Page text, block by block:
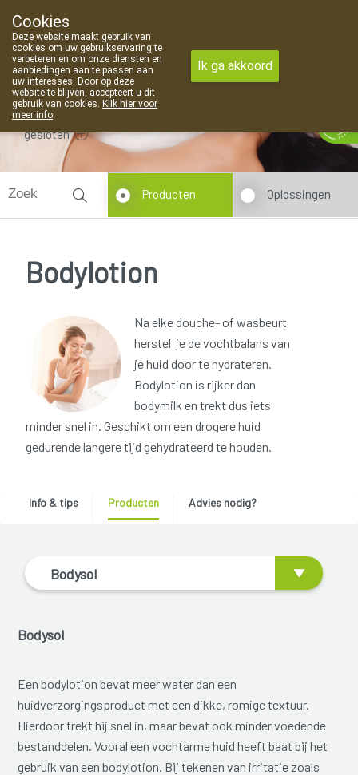
09 373 94 03
gesloten
Producten Oplossingen
Bodylotion
Na elke douche- of wasbeurt
herstel je de vochtbalans van
je huid door te hydrateren.
Bodylotion is rijker dan
bodymilk en trekt dus iets
minder snel in. Geschikt om een drogere huid
gedurende langere tijd gehydrateerd te houden.
Info & tips Producten Advies nodig?
Bodysol
Bodysol
Een bodylotion bevat meer water dan een
huidverzorgingsproduct met een dikke, romige textuur.
Hierdoor trekt hij snel in, maar bevat ook minder voedende
bestanddelen. Vooral een vochtarme huid heeft baat bij het
gebruik van een bodylotion. Bij tekenen van irritatie zoals
Cookies
Deze website maakt gebruik van
cookies om uw gebruikservaring te
verbeteren en om onze diensten en
aanbiedingen aan te passen aan
uw interesses. Door op deze
website te blijven, accepteert u dit
gebruik van cookies. Klik hier voor
meer info.
Ik ga akkoord